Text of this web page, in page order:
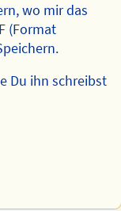
wo mir das
(Format
Du ihn schreibst